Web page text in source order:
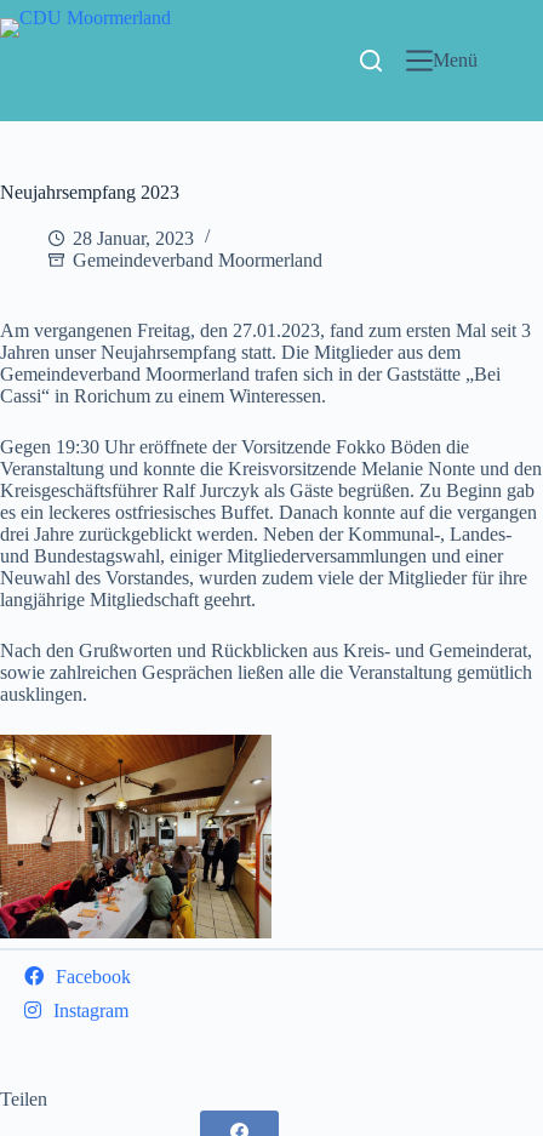
Menü
Neujahrsempfang 2023
28 Januar, 2023
Gemeindeverband Moormerland
Am vergangenen Freitag, den 27.01.2023, fand zum ersten Mal seit 3
Jahren unser Neujahrsempfang statt. Die Mitglieder aus dem
Gemeindeverband Moormerland trafen sich in der Gaststätte „Bei
Cassi“ in Rorichum zu einem Winteressen.
Gegen 19:30 Uhr eröffnete der Vorsitzende Fokko Böden die
Veranstaltung und konnte die Kreisvorsitzende Melanie Nonte und den
Kreisgeschäftsführer Ralf Jurczyk als Gäste begrüßen. Zu Beginn gab
es ein leckeres ostfriesisches Buffet. Danach konnte auf die vergangen
drei Jahre zurückgeblickt werden. Neben der Kommunal-, Landes-
und Bundestagswahl, einiger Mitgliederversammlungen und einer
Neuwahl des Vorstandes, wurden zudem viele der Mitglieder für ihre
langjährige Mitgliedschaft geehrt.
Nach den Grußworten und Rückblicken aus Kreis- und Gemeinderat,
sowie zahlreichen Gesprächen ließen alle die Veranstaltung gemütlich
ausklingen.
Facebook
Instagram
Teilen